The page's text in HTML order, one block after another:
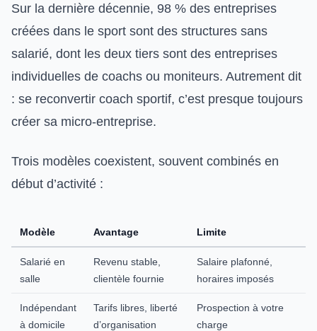
Sur la dernière décennie, 98 % des entreprises
créées dans le sport sont des structures sans
salarié, dont les deux tiers sont des entreprises
individuelles de coachs ou moniteurs. Autrement dit
: se reconvertir coach sportif, c’est presque toujours
créer sa micro-entreprise.
Trois modèles coexistent, souvent combinés en
début d’activité :
Modèle Avantage Limite
Salarié en
salle
Revenu stable,
clientèle fournie
Salaire plafonné,
horaires imposés
Indépendant
à domicile
Tarifs libres, liberté
d’organisation
Prospection à votre
charge